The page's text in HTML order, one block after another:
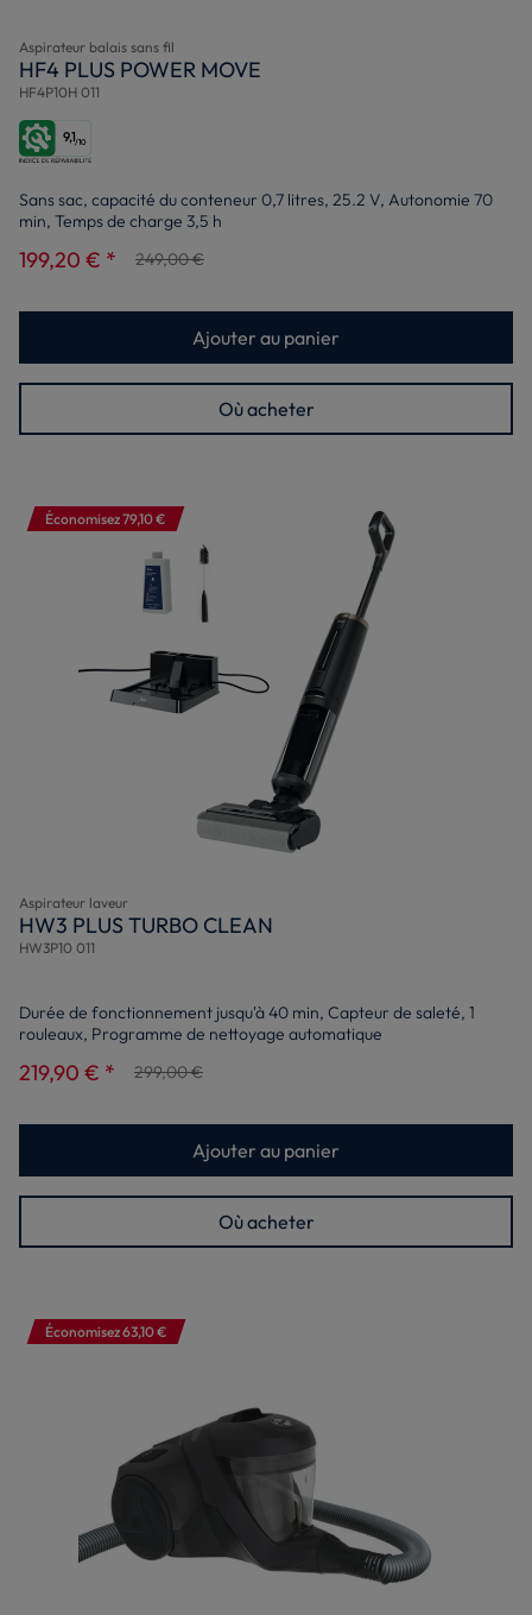
Aspirateur balais sans fil
HF4 PLUS POWER MOVE
HF4P10H 011
9,1/10
Sans sac, capacité du conteneur 0,7 litres, 25.2 V, Autonomie 70
min, Temps de charge 3,5 h
199,20 € * 249,00 €
Ajouter au panier
Où acheter
Économisez 79,10 €
Aspirateur laveur
HW3 PLUS TURBO CLEAN
HW3P10 011
Durée de fonctionnement jusqu'à 40 min, Capteur de saleté, 1
rouleaux, Programme de nettoyage automatique
219,90 € * 299,00 €
Ajouter au panier
Où acheter
Économisez 63,10 €